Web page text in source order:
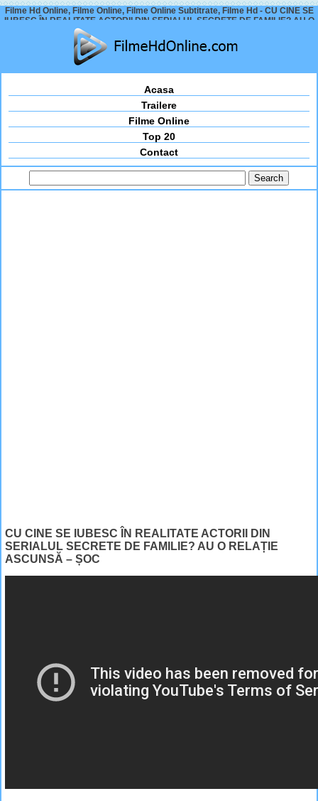
Filme Hd Online, Filme Online, Filme Online Subtitrate, Filme Hd - CU CINE SE
IUBESC ÎN REALITATE ACTORII DIN SERIALUL SECRETE DE FAMILIE? AU O
Acasa
Trailere
Filme Online
Top 20
Contact
CU CINE SE IUBESC ÎN REALITATE ACTORII DIN
SERIALUL SECRETE DE FAMILIE? AU O RELAȚIE
ASCUNSĂ – ȘOC